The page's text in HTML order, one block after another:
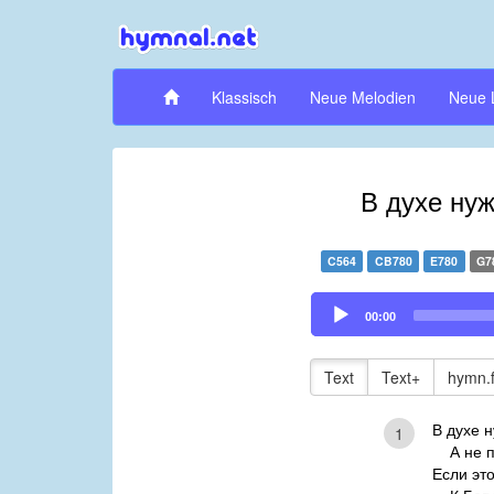
Klassisch Neue Melodien Neue
В духе
C564 CB780 E780
Audio
Player
00:00
Text Text+
1
В духе
А не
Если